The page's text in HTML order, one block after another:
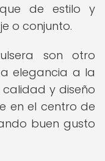
de estilo y
o conjunto.
son otro
elegancia a la
y diseño
en el centro de
buen gusto